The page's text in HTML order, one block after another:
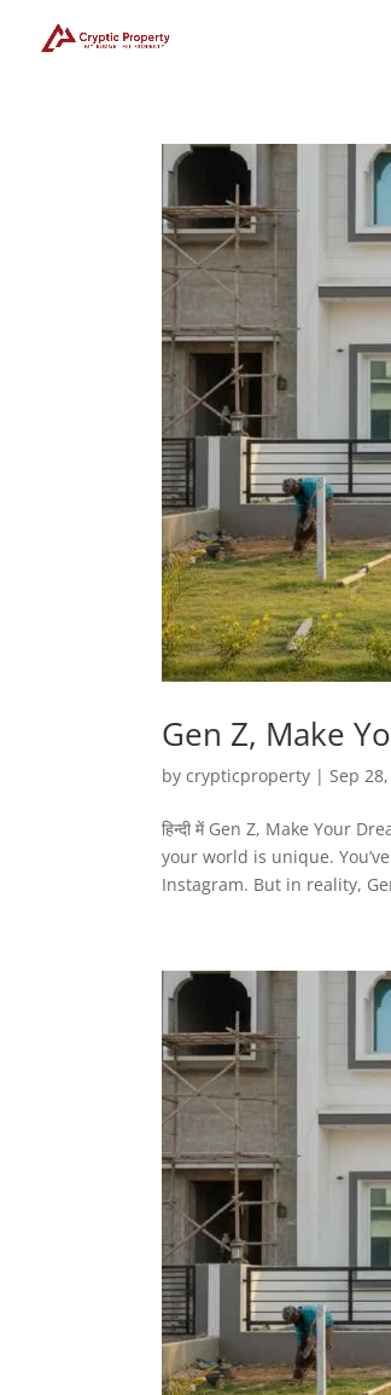
Gen Z, Make
bycrypticproperty |Sep
हिन्दी में Gen Z, Make Your
your world is unique.
Instagram. But in reality,